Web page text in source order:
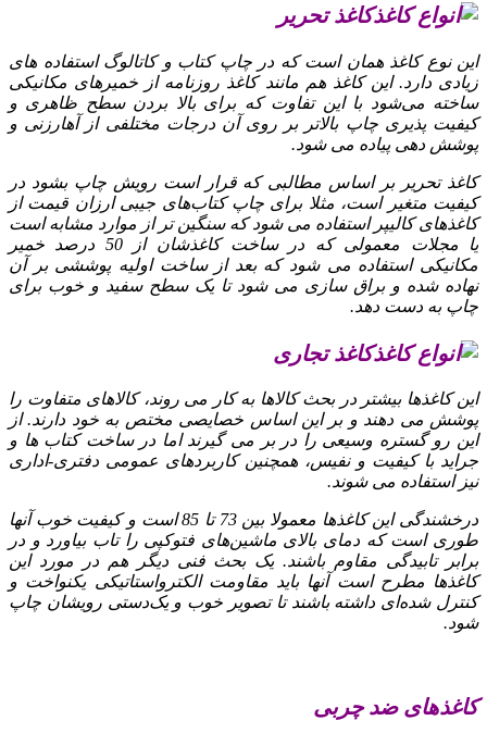
کاغذ تحریر
این نوع کاغذ همان است که در چاپ کتاب و کاتالوگ استفاده‌ های
زیادی دارد. این کاغذ هم مانند کاغذ روزنامه از خمیرهای مکانیکی
ساخته می‌شود با این تفاوت که برای بالا بردن سطح ظاهری و
کیفیت‌ پذیری چاپ بالاتر بر روی آن درجات مختلفی از آهار‌زنی و
پوشش‌ دهی پیاده می‌ شود.
کاغذ تحریر بر اساس مطالبی که قرار است رویش چاپ بشود در
کیفیت متغیر است، مثلا برای چاپ کتاب‌های جیبی ارزان قیمت از
کاغذهای کالیپر استفاده می‌ شود که سنگین‌ تر از موارد مشابه است
یا مجلات معمولی که در ساخت کاغذشان از 50 درصد خمیر
مکانیکی استفاده می‌ شود که بعد از ساخت اولیه پوششی بر آن
نهاده شده و براق‌ سازی می‌ شود تا یک سطح سفید و خوب برای
چاپ به دست دهد.
کاغذ تجاری
این کاغذها بیشتر در بحث کالاها به کار می‌ روند، کالاهای متفاوت را
پوشش می‌ دهند و بر این اساس خصایصی مختص به خود دارند. از
این رو گستره وسیعی را در بر می‌ گیرند اما در ساخت کتاب‌ ها و
جراید با کیفیت و نفیس، همچنین کاربردهای عمومی دفتری-اداری
نیز استفاده می‌ شوند.
درخشندگی این کاغذها معمولا بین 73 تا 85 است و کیفیت خوب آنها
طوری است که دمای بالای ماشین‌های فتوکپی را تاب بیاورد و در
برابر تابیدگی مقاوم باشند. یک بحث فنی دیگر هم در مورد این
کاغذها مطرح است آنها باید مقاومت الکترواستاتیکی یکنواخت و
کنترل شده‌ای داشته باشند تا تصویر خوب و یک‌دستی رویشان چاپ
شود.
کاغذهای ضد چربی